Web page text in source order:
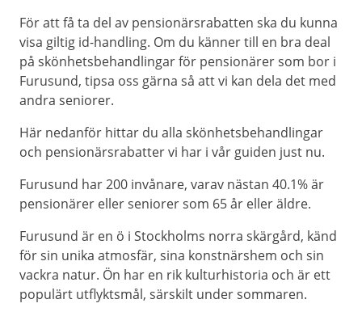
För att få ta del av pensionärsrabatten ska du kunna
visa giltig id-handling. Om du känner till en bra deal
på skönhetsbehandlingar för pensionärer som bor i
Furusund, tipsa oss gärna så att vi kan dela det med
andra seniorer.
Här nedanför hittar du alla skönhetsbehandlingar
och pensionärsrabatter vi har i vår guiden just nu.
Furusund har 200 invånare, varav nästan 40.1% är
pensionärer eller seniorer som 65 år eller äldre.
Furusund är en ö i Stockholms norra skärgård, känd
för sin unika atmosfär, sina konstnärshem och sin
vackra natur. Ön har en rik kulturhistoria och är ett
populärt utflyktsmål, särskilt under sommaren.